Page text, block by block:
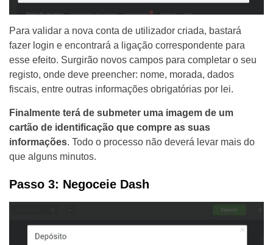
Para validar a nova conta de utilizador criada, bastará
fazer login e encontrará a ligação correspondente para
esse efeito. Surgirão novos campos para completar o seu
registo, onde deve preencher: nome, morada, dados
fiscais, entre outras informações obrigatórias por lei.
Finalmente terá de submeter uma imagem de um
cartão de identificação que compre as suas
informações. Todo o processo não deverá levar mais do
que alguns minutos.
Passo 3: Negoceie Dash